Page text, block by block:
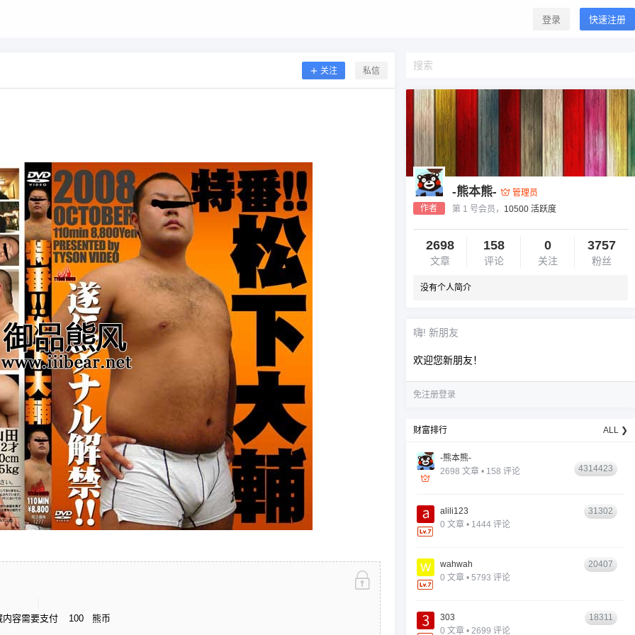
登录 快速注册
关注 私信
内容需要支付 100 熊币
作者
-熊本熊-
管理员
第 1 号会员， 10500 活跃度
2698
文章
158
评论
0
关注
3757
粉丝
没有个人简介
嗨! 新朋友
欢迎您新朋友！
免注册登录
财富排行 ALL ❯
-熊本熊-
2698 文章 • 158 评论
4314423
alili123
0 文章 • 1444 评论
31302
wahwah
0 文章 • 5793 评论
20407
303
0 文章 • 2699 评论
18311